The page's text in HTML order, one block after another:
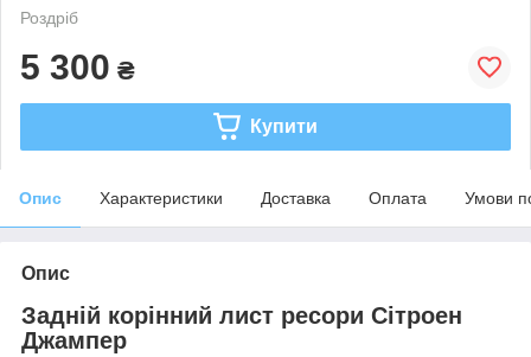
Роздріб
5 300 ₴
Купити
Опис Характеристики Доставка Оплата Умови
Опис
Задній корінний лист ресори Сітроен
Джампер